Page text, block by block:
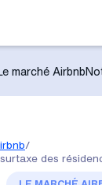
marché Airbnb
/
des